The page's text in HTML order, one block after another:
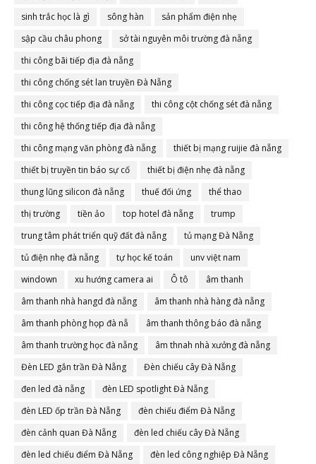
sinh trắc học là gì
sông hàn
sản phẩm điện nhẹ
sập cầu châu phong
sở tài nguyên môi trường đà nẵng
thi công bãi tiếp địa đà nẵng
thi công chống sét lan truyền Đà Nẵng
thi công cọc tiếp địa đà nẵng
thi công cột chống sét đà nẵng
thi công hệ thống tiếp địa đà nẵng
thi công mạng văn phòng đà nẵng
thiết bị mạng ruijie đà nẵng
thiết bị truyền tin báo sự cố
thiết bị điện nhẹ đà nẵng
thung lũng silicon đà nẵng
thuế đối ứng
thể thao
thị trường
tiền ảo top hotel đà nẵng
trump
trung tâm phát triển quỹ đất đà nẵng
tủ mạng Đà Nẵng
tủ điện nhẹ đà nẵng
tự học kế toán
unv việt nam
windown
xu hướng camera ai Ô tô
âm thanh
âm thanh nhà hangd đà nẵng
âm thanh nhà hàng đà nẵng
âm thanh phòng họp đà nẵ
âm thanh thông báo đà nẵng
âm thanh trường học đà nẵng
âm thnah nhà xưởng đà nẵng
Đèn LED gắn trần Đà Nẵng
Đèn chiếu cây Đà Nẵng
đen led đà nẵng
đèn LED spotlight Đà Nẵng
đèn LED ốp trần Đà Nẵng
đèn chiếu điểm Đà Nẵng
đèn cảnh quan Đà Nẵng
đèn led chiếu cây Đà Nẵng
đèn led chiếu điểm Đà Nẵng
đèn led công nghiệp Đà Nẵng